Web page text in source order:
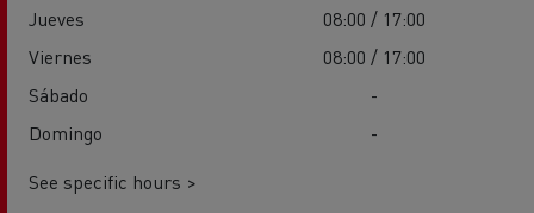
Jueves
08:00 / 17:00
Viernes
08:00 / 17:00
Sábado
-
Domingo
-
See specific hours >